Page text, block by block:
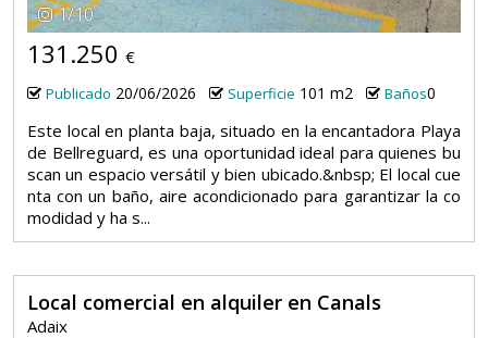
1/10
131.250 €
Publicado 20/06/2026 Superficie 101 m2 Baños0
Este local en planta baja, situado en la encantadora Playa
de Bellreguard, es una oportunidad ideal para quienes bu
scan un espacio versátil y bien ubicado.&nbsp; El local cue
nta con un baño, aire acondicionado para garantizar la co
modidad y ha s...
Local comercial en alquiler en Canals
Adaix